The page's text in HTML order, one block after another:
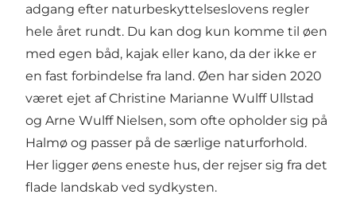
adgang efter naturbeskyttelseslovens regler
hele året rundt. Du kan dog kun komme til øen
med egen båd, kajak eller kano, da der ikke er
en fast forbindelse fra land. Øen har siden 2020
været ejet af Christine Marianne Wulff Ullstad
og Arne Wulff Nielsen, som ofte opholder sig på
Halmø og passer på de særlige naturforhold.
Her ligger øens eneste hus, der rejser sig fra det
flade landskab ved sydkysten.